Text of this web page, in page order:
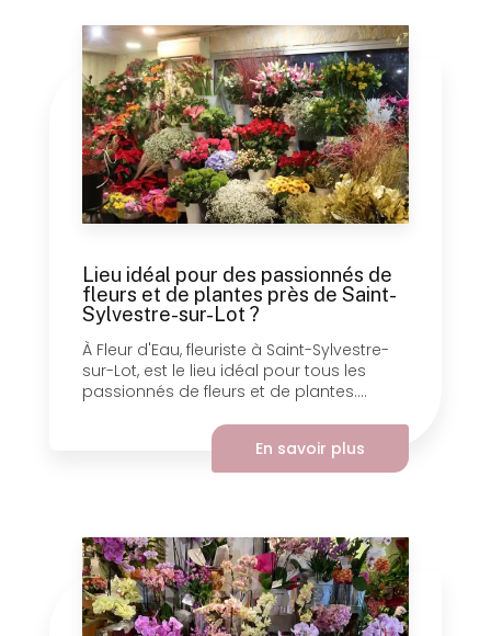
Lieu idéal pour des passionnés de
fleurs et de plantes près de Saint-
Sylvestre-sur-Lot ?
À Fleur d'Eau, fleuriste à Saint-Sylvestre-
sur-Lot, est le lieu idéal pour tous les
passionnés de fleurs et de plantes....
En savoir plus